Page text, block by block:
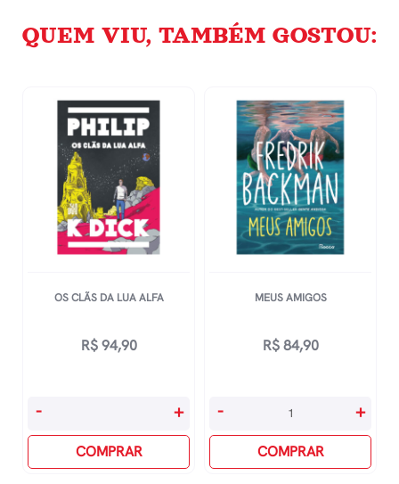
QUEM VIU, TAMBÉM GOSTOU:
OS CLÃS DA LUA ALFA
R$94,90
Os
Lua
- +
COMPRAR
MEUS AMIGOS
R$84,90
Meus
quantidade
- +
COMPRAR